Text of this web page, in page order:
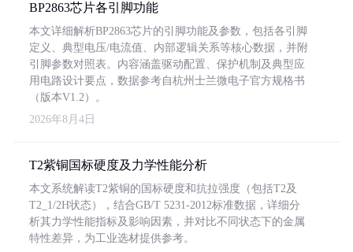
BP2863芯片各引脚功能
本文详细解析BP2863芯片的引脚功能及参数，包括各引脚
定义、典型电压/电流值、内部逻辑关系等核心数据，并附
引脚参数对照表。内容涵盖驱动配置、保护机制及典型应
用电路设计要点，数据参考自杭州士兰微电子官方规格书
（版本V1.2）。
2026年8月4日
T2紫铜国标硬度及力学性能分析
本文系统解读T2紫铜的国标硬度和抗拉强度（包括T2及
T2_1/2H状态），结合GB/T 5231-2012标准数据，详细分
析其力学性能指标及影响因素，并对比不同状态下的金属
特性差异，为工业选材提供参考。